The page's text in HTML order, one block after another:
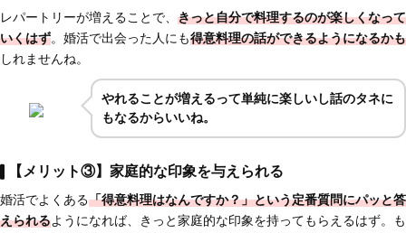
レパートリーが増えることで、 きっと自分で料理するのが楽しくなって
いくはず。婚活で出会った人にも得意料理の話ができるようになるかも
しれませんね。
やれることが増えるって単純に楽しいし話のタネに
もなるからいいね。
【メリット③】家庭的な印象を与えられる
婚活でよくある「得意料理はなんですか？」という定番質問にパッと答
えられるようになれば、きっと家庭的な印象を持ってもらえるはず。も